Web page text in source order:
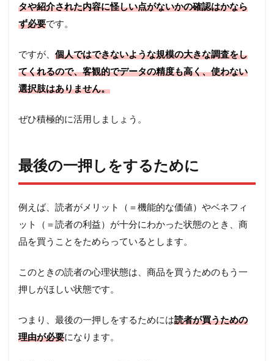
タや紹介された内容に怪しい点がないかの確認はかなら
ず必要です。
ですが、 個人ではできないような規模の大きな調査をし
てくれるので、客観的でデータの精度も高く、使わない
選択肢はありません。
ぜひ積極的に活用しましょう。
最後の一押しをするために
例えば、読者がメリット（＝機能的な価値）やベネフィ
ット（＝読者の利益）が十分にわかった状態のとき、商
品を買うことをためらっているとします。
このときの読者の心理状態は、商品を買うためのもう一
押しがほしい状態です。
つまり、最後の一押しをするためには読者が買うための
理由が必要になります。